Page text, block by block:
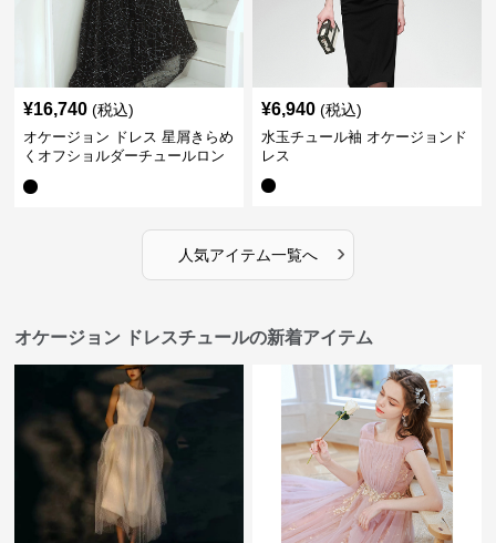
¥16,740 (税込)
オケージョン ドレス 星屑きらめ
くオフショルダーチュールロン
¥6,940 (税込)
水玉チュール袖 オケージョンド
レス
人気アイテム一覧へ ›
オケージョン ドレスチュールの新着アイテム